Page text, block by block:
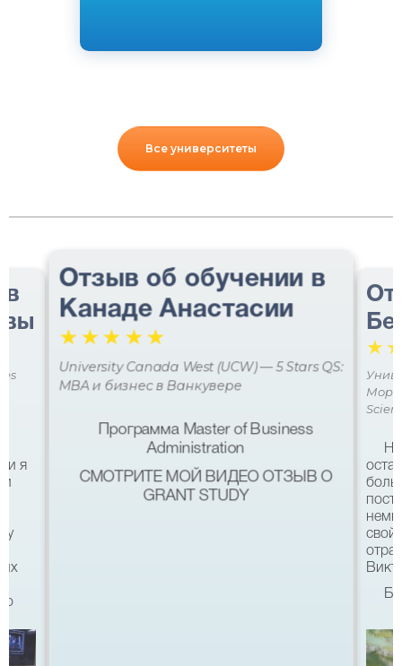
Все университеты
в
я
и
в
Отзыв об обучении в
Канаде Анастасии
☆☆☆ ☆☆
University Canada West (UCW) — 5 Stars QS:
MBA и бизнес в Ванкувере
Программа Master of Business
Administration
СМОТРИТЕ МОЙ ВИДЕО ОТЗЫВ О
GRANT STUDY
☆
Мора
свой
Все